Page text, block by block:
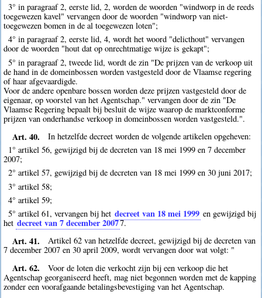
3° in paragraaf 2, eerste lid, 2, worden de woorden "windworp in de reeds
toegewezen kavel" vervangen door de woorden "windworp van niet-
toegewezen bomen in de al toegewezen loten";
4° in paragraaf 2, eerste lid, 4, wordt het woord "delicthout" vervangen
door de woorden "hout dat op onrechtmatige wijze is gekapt";
5° in paragraaf 2, tweede lid, wordt de zin "De prijzen van de verkoop uit
de hand in de domeinbossen worden vastgesteld door de Vlaamse regering
of haar afgevaardigde.
Voor de andere openbare bossen worden deze prijzen vastgesteld door de
eigenaar, op voorstel van het Agentschap." vervangen door de zin "De
Vlaamse Regering bepaalt bij besluit de wijze waarop de marktconforme
prijzen van onderhandse verkoop in domeinbossen worden vastgesteld.".
Art. 40.
In hetzelfde decreet worden de volgende artikelen opgeheven:
1° artikel 56, gewijzigd bij de decreten van 18 mei 1999 en 7 december
2007;
2° artikel 57, gewijzigd bij de decreten van 18 mei 1999 en 30 juni 2017;
3° artikel 58;
4° artikel 59;
5° artikel 61, vervangen bij het decreet van 18 mei 1999 en gewijzigd bij
het decreet van 7 december 20077.
Art. 41.
Artikel 62 van hetzelfde decreet, gewijzigd bij de decreten van
7 december 2007 en 30 april 2009, wordt vervangen door wat volgt: "
Art. 62.
Voor de loten die verkocht zijn bij een verkoop die het
Agentschap georganiseerd heeft, mag niet begonnen worden met de kapping
zonder een voorafgaande betalingsbevestiging van het Agentschap.